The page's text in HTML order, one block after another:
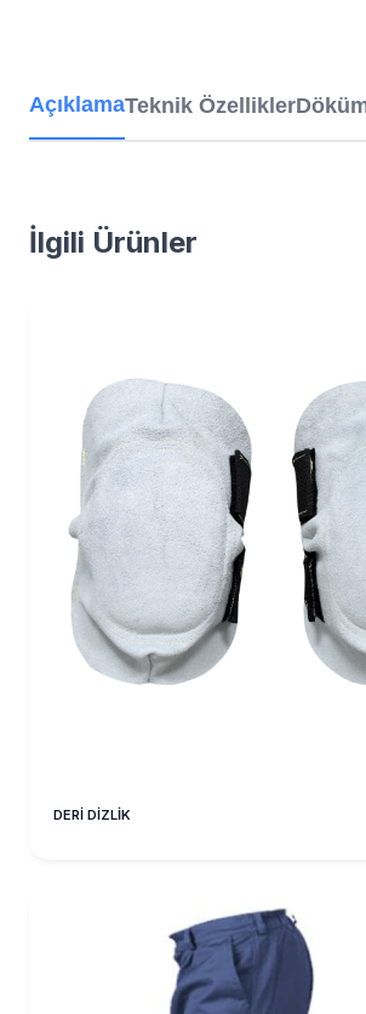
AçıklamaTeknik Özellikler
İlgili Ürünler
DERİ DİZLİK